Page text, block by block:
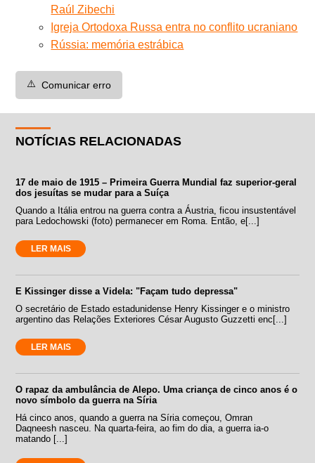
Raúl Zibechi
Igreja Ortodoxa Russa entra no conflito ucraniano
Rússia: memória estrábica
⚠️ Comunicar erro
NOTÍCIAS RELACIONADAS
17 de maio de 1915 – Primeira Guerra Mundial faz superior-geral
dos jesuítas se mudar para a Suíça
Quando a Itália entrou na guerra contra a Áustria, ficou insustentável
para Ledochowski (foto) permanecer em Roma. Então, e[...]
LER MAIS
E Kissinger disse a Videla: "Façam tudo depressa"
O secretário de Estado estadunidense Henry Kissinger e o ministro
argentino das Relações Exteriores César Augusto Guzzetti enc[...]
LER MAIS
O rapaz da ambulância de Alepo. Uma criança de cinco anos é o
novo símbolo da guerra na Síria
Há cinco anos, quando a guerra na Síria começou, Omran
Daqneesh nasceu. Na quarta-feira, ao fim do dia, a guerra ia-o
matando [...]